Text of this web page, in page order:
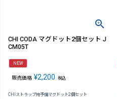
CHI CODA マグドット2個セット J
CM05T
NEW
販売価格 ¥2,200 税込
CHIストラップ用予備マグドット2個セット